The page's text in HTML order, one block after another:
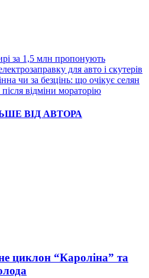
за 1,5 млн пропонують
для авто і скутерів
чи за безцінь: що очікує селян
відміни мораторію
ВІД АВТОРА
циклон “Кароліна” та